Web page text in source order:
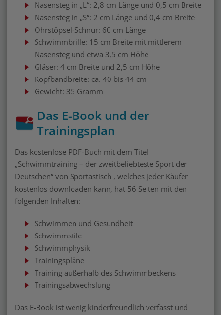
Nasensteg in „L“: 2,8 cm Länge und 0,5 cm Breite
Nasensteg in „S“: 2 cm Länge und 0,4 cm Breite
Ohrstöpsel-Schnur: 60 cm Länge
Schwimmbrille: 15 cm Breite mit mittlerem
Nasensteg und etwa 3,5 cm Höhe
Gläser: 4 cm Breite und 2,5 cm Höhe
Kopfbandbreite: ca. 40 bis 44 cm
Gewicht: 35 Gramm
Das E-Book und der
Trainingsplan
Das kostenlose PDF-Buch mit dem Titel
„Schwimmtraining – der zweitbeliebteste Sport der
Deutschen“ von Sportastisch , welches jeder Käufer
kostenlos downloaden kann, hat 56 Seiten mit den
folgenden Inhalten:
Schwimmen und Gesundheit
Schwimmstile
Schwimmphysik
Trainingspläne
Training außerhalb des Schwimmbeckens
Trainingsabwechslung
Das E-Book ist wenig kinderfreundlich verfasst und